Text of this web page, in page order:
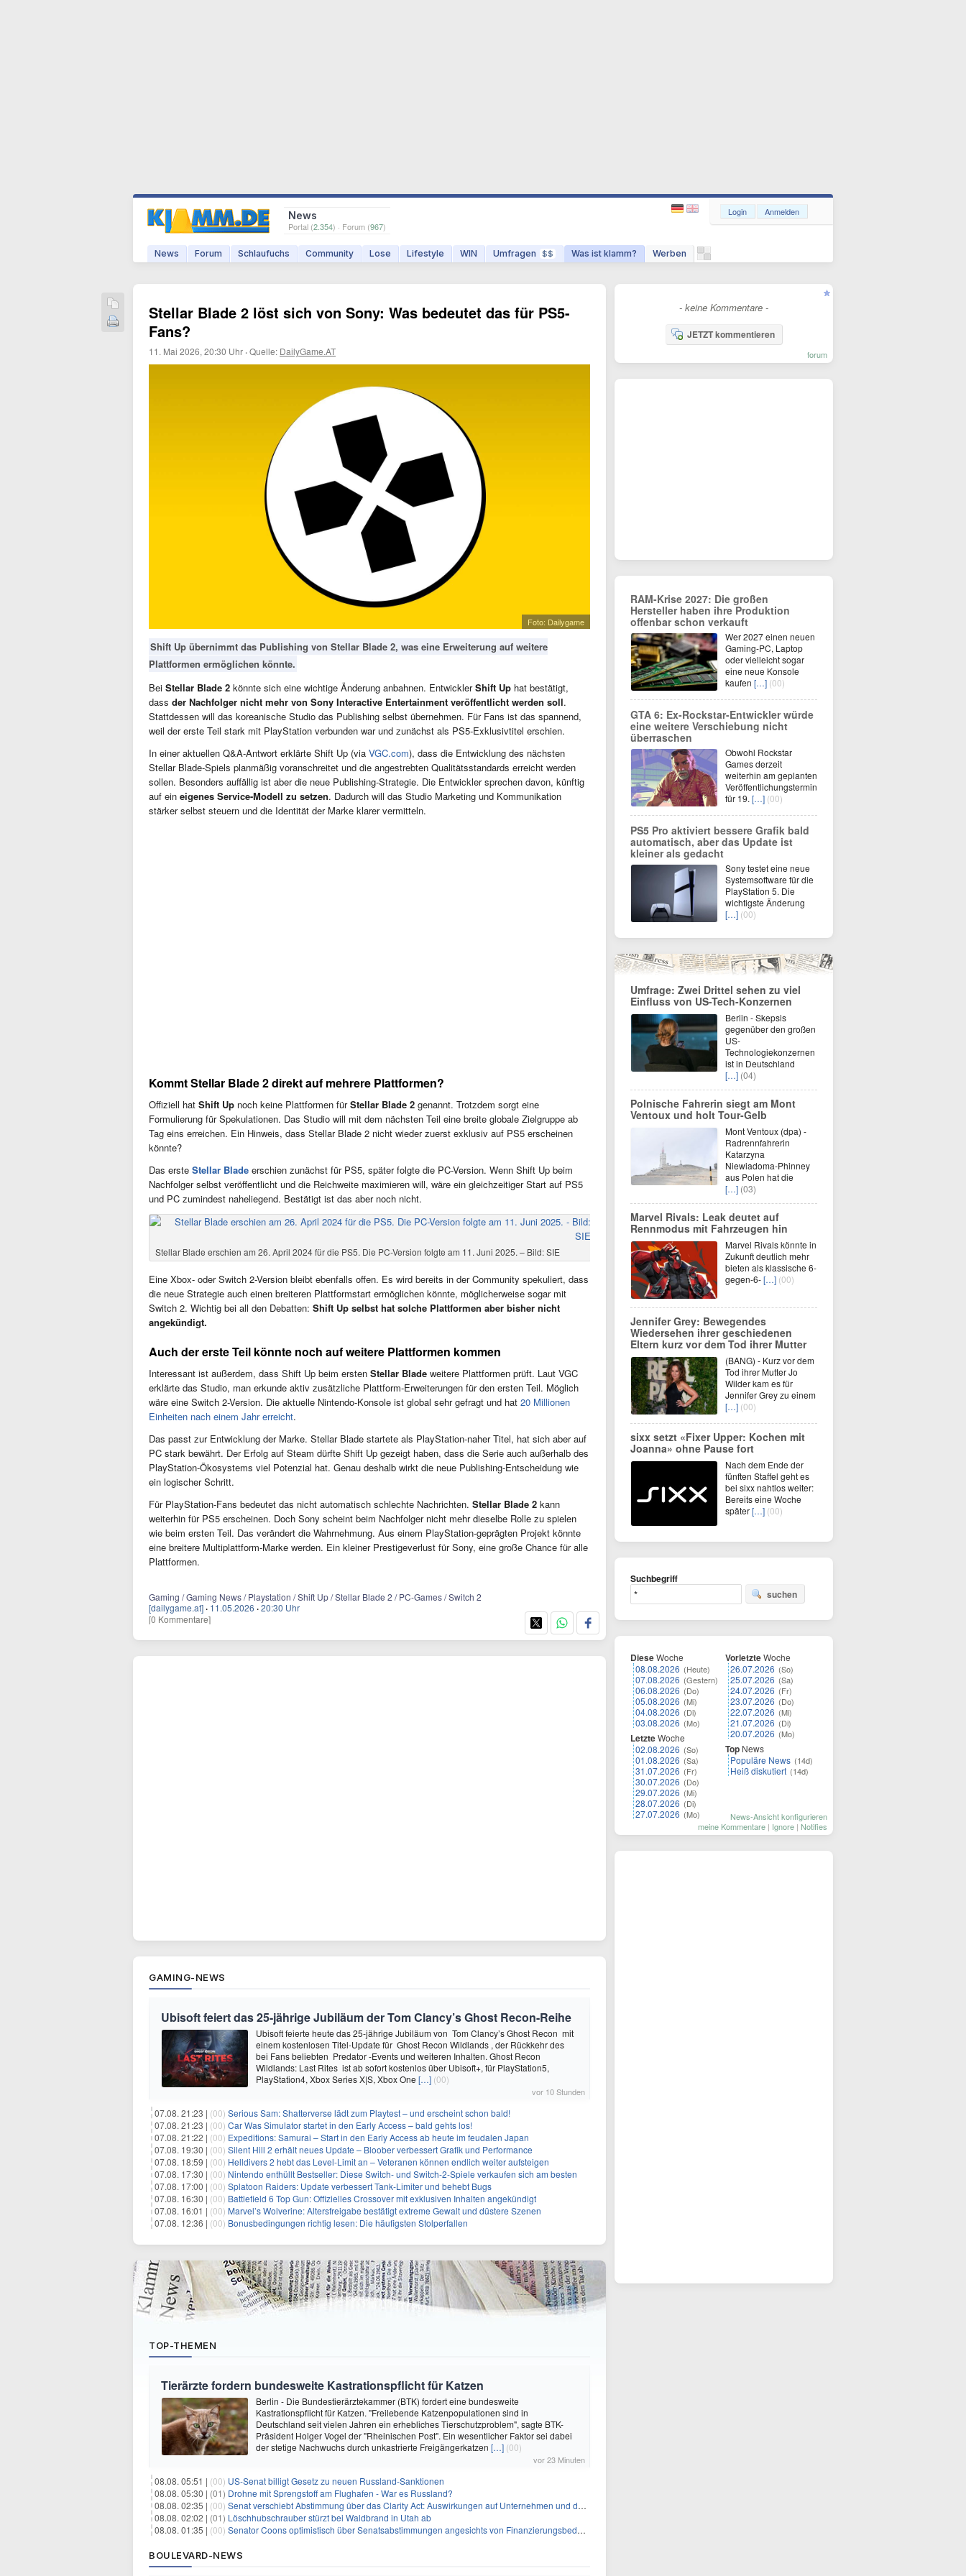
News
Portal (2.354) · Forum (967)
News Forum Schlaufuchs Community Lose Lifestyle WIN Umfragen $$ Was ist klamm? Werben
Login Anmelden
Stellar Blade 2 löst sich von Sony: Was bedeutet das für PS5-
Fans?
11. Mai 2026, 20:30 Uhr ·Quelle: DailyGame.AT
Foto: Dailygame
Shift Up übernimmt das Publishing von Stellar Blade 2, was eine Erweiterung auf weitere
Plattformen ermöglichen könnte.
Bei Stellar Blade 2 könnte sich eine wichtige Änderung anbahnen. EntwicklerShift Up hat bestätigt,
dass der Nachfolger nicht mehr von Sony Interactive Entertainment veröffentlicht werden soll.
Stattdessen will das koreanische Studio das Publishing selbst übernehmen. Für Fans ist das spannend,
weil der erste Teil stark mit PlayStation verbunden war und zunächst als PS5-Exklusivtitel erschien.
In einer aktuellen Q&A-Antwort erklärte Shift Up (via VGC.com), dass die Entwicklung des nächsten
Stellar Blade-Spiels planmäßig voranschreitet und die angestrebten Qualitätsstandards erreicht werden
sollen. Besonders auffällig ist aber die neue Publishing-Strategie. Die Entwickler sprechen davon, künftig
auf ein eigenes Service-Modell zu setzen. Dadurch will das Studio Marketing und Kommunikation
stärker selbst steuern und die Identität der Marke klarer vermitteln.
Kommt Stellar Blade 2 direkt auf mehrere Plattformen?
Offiziell hat Shift Up noch keine Plattformen fürStellar Blade 2 genannt. Trotzdem sorgt eine
Formulierung für Spekulationen. Das Studio will mit dem nächsten Teil eine breite globale Zielgruppe ab
Tag eins erreichen. Ein Hinweis, dass Stellar Blade 2 nicht wieder zuerst exklusiv auf PS5 erscheinen
könnte?
Das erste Stellar Blade erschien zunächst für PS5, später folgte die PC-Version. Wenn Shift Up beim
Nachfolger selbst veröffentlicht und die Reichweite maximieren will, wäre ein gleichzeitiger Start auf PS5
und PC zumindest naheliegend. Bestätigt ist das aber noch nicht.
Stellar Blade erschien am 26. April 2024 für die PS5. Die PC-Version folgte am 11. Juni 2025. – Bild: SIE
Eine Xbox- oder Switch 2-Version bleibt ebenfalls offen. Es wird bereits in der Community spekuliert, dass
die neue Strategie auch einen breiteren Plattformstart ermöglichen könnte, möglicherweise sogar mit
Switch 2. Wichtig bei all den Debatten: Shift Up selbst hat solche Plattformen aber bisher nicht
angekündigt.
Auch der erste Teil könnte noch auf weitere Plattformen kommen
Interessant ist außerdem, dass Shift Up beim ersten Stellar Blade weitere Plattformen prüft. Laut VGC
erklärte das Studio, man erkunde aktiv zusätzliche Plattform-Erweiterungen für den ersten Teil. Möglich
wäre eine Switch 2-Version. Die aktuelle Nintendo-Konsole ist global sehr gefragt und hat 20 Millionen
Einheiten nach einem Jahr erreicht.
Das passt zur Entwicklung der Marke. Stellar Blade startete als PlayStation-naher Titel, hat sich aber auf
PC stark bewährt. Der Erfolg auf Steam dürfte Shift Up gezeigt haben, dass die Serie auch außerhalb des
PlayStation-Ökosystems viel Potenzial hat. Genau deshalb wirkt die neue Publishing-Entscheidung wie
ein logischer Schritt.
Für PlayStation-Fans bedeutet das nicht automatisch schlechte Nachrichten. Stellar Blade 2 kann
weiterhin für PS5 erscheinen. Doch Sony scheint beim Nachfolger nicht mehr dieselbe Rolle zu spielen
wie beim ersten Teil. Das verändert die Wahrnehmung. Aus einem PlayStation-geprägten Projekt könnte
eine breitere Multiplattform-Marke werden. Ein kleiner Prestigeverlust für Sony, eine große Chance für alle
Plattformen.
Gaming / Gaming News / Playstation / Shift Up / Stellar Blade 2 / PC-Games / Switch 2
[dailygame.at] · 11.05.2026 ·20:30 Uhr
[0 Kommentare]
GAMING-NEWS
Ubisoft feiert das 25-jährige Jubiläum der Tom Clancy’s Ghost Recon-Reihe
Ubisoft feierte heute das 25-jährige Jubiläum von Tom Clancy’s Ghost Recon mit
einem kostenlosen Titel-Update für Ghost Recon Wildlands , der Rückkehr des
bei Fans beliebten Predator -Events und weiteren Inhalten. Ghost Recon
Wildlands: Last Rites ist ab sofort kostenlos über Ubisoft+, für PlayStation5,
PlayStation4, Xbox Series X|S, Xbox One […] (00)
vor 10 Stunden
07.08. 21:23 | (00) Serious Sam: Shatterverse lädt zum Playtest – und erscheint schon bald!
07.08. 21:23 | (00) Car Was Simulator startet in den Early Access – bald gehts los!
07.08. 21:22 | (00) Expeditions: Samurai – Start in den Early Access ab heute im feudalen Japan
07.08. 19:30 | (00) Silent Hill 2 erhält neues Update – Bloober verbessert Grafik und Performance
07.08. 18:59 | (00) Helldivers 2 hebt das Level-Limit an – Veteranen können endlich weiter aufsteigen
07.08. 17:30 | (00) Nintendo enthüllt Bestseller: Diese Switch- und Switch-2-Spiele verkaufen sich am besten
07.08. 17:00 | (00) Splatoon Raiders: Update verbessert Tank-Limiter und behebt Bugs
07.08. 16:30 | (00) Battlefield 6 Top Gun: Offizielles Crossover mit exklusiven Inhalten angekündigt
07.08. 16:01 | (00) Marvel’s Wolverine: Altersfreigabe bestätigt extreme Gewalt und düstere Szenen
07.08. 12:36 | (00) Bonusbedingungen richtig lesen: Die häufigsten Stolperfallen
TOP-THEMEN
Tierärzte fordern bundesweite Kastrationspflicht für Katzen
Berlin - Die Bundestierärztekammer (BTK) fordert eine bundesweite
Kastrationspflicht für Katzen. "Freilebende Katzenpopulationen sind in
Deutschland seit vielen Jahren ein erhebliches Tierschutzproblem", sagte BTK-
Präsident Holger Vogel der "Rheinischen Post". Ein wesentlicher Faktor sei dabei
der stetige Nachwuchs durch unkastrierte Freigängerkatzen […] (00)
vor 23 Minuten
08.08. 05:51 | (00) US-Senat billigt Gesetz zu neuen Russland-Sanktionen
08.08. 05:30 | (01) Drohne mit Sprengstoff am Flughafen - War es Russland?
08.08. 02:35 | (00) Senat verschiebt Abstimmung über das Clarity Act: Auswirkungen auf Unternehmen und das Vertrauen der Investoren
08.08. 02:02 | (01) Löschhubschrauber stürzt bei Waldbrand in Utah ab
08.08. 01:35 | (00) Senator Coons optimistisch über Senatsabstimmungen angesichts von Finanzierungsbedenken
BOULEVARD-NEWS
- keine Kommentare -
JETZT kommentieren
forum
RAM-Krise 2027: Die großen
Hersteller haben ihre Produktion
offenbar schon verkauft
Wer 2027 einen neuen
Gaming-PC, Laptop
oder vielleicht sogar
eine neue Konsole
kaufen […] (00)
GTA 6: Ex-Rockstar-Entwickler würde
eine weitere Verschiebung nicht
überraschen
Obwohl Rockstar
Games derzeit
weiterhin am geplanten
Veröffentlichungstermin
für 19. […] (00)
PS5 Pro aktiviert bessere Grafik bald
automatisch, aber das Update ist
kleiner als gedacht
Sony testet eine neue
Systemsoftware für die
PlayStation 5. Die
wichtigste Änderung
[…] (00)
Umfrage: Zwei Drittel sehen zu viel
Einfluss von US-Tech-Konzernen
Berlin - Skepsis
gegenüber den großen
US-
Technologiekonzernen
ist in Deutschland
[…] (04)
Polnische Fahrerin siegt am Mont
Ventoux und holt Tour-Gelb
Mont Ventoux (dpa) -
Radrennfahrerin
Katarzyna
Niewiadoma-Phinney
aus Polen hat die
[…] (03)
Marvel Rivals: Leak deutet auf
Rennmodus mit Fahrzeugen hin
Marvel Rivals könnte in
Zukunft deutlich mehr
bieten als klassische 6-
gegen-6-[…] (00)
Jennifer Grey: Bewegendes
Wiedersehen ihrer geschiedenen
Eltern kurz vor dem Tod ihrer Mutter
(BANG) - Kurz vor dem
Tod ihrer Mutter Jo
Wilder kam es für
Jennifer Grey zu einem
[…] (00)
sixx setzt «Fixer Upper: Kochen mit
Joanna» ohne Pause fort
Nach dem Ende der
fünften Staffel geht es
bei sixx nahtlos weiter:
Bereits eine Woche
später[…] (00)
Suchbegriff
suchen
DieseWoche
08.08.2026 (Heute)
07.08.2026 (Gestern)
06.08.2026 (Do)
05.08.2026 (Mi)
04.08.2026 (Di)
03.08.2026 (Mo)
LetzteWoche
02.08.2026 (So)
01.08.2026 (Sa)
31.07.2026 (Fr)
30.07.2026 (Do)
29.07.2026 (Mi)
28.07.2026 (Di)
27.07.2026 (Mo)
VorletzteWoche
26.07.2026 (So)
25.07.2026 (Sa)
24.07.2026 (Fr)
23.07.2026 (Do)
22.07.2026 (Mi)
21.07.2026 (Di)
20.07.2026 (Mo)
Top News
Populäre News (14d)
Heiß diskutiert (14d)
News-Ansicht konfigurieren
meine Kommentare | Ignore | Notifies